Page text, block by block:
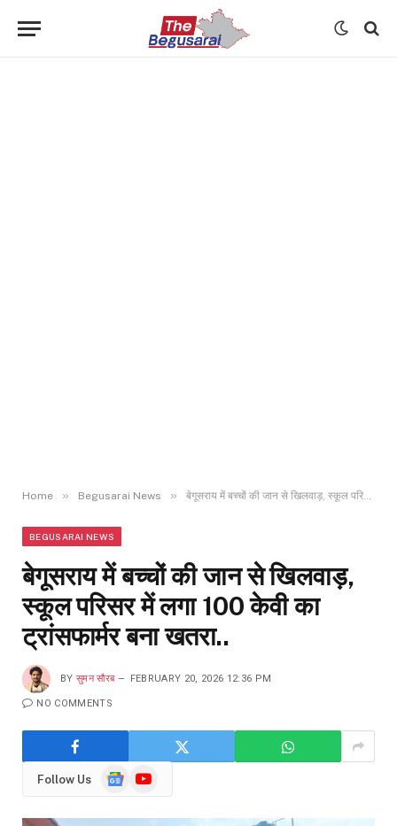
Home » Begusarai News » बेगूसराय में बच्चों की जान से खिलवाड़, स्कूल परिसर में लगा 100 केवी का ट्रांसफार्मर बना खतरा..
BEGUSARAI NEWS
बेगूसराय में बच्चों की जान से खिलवाड़,
स्कूल परिसर में लगा 100 केवी का
ट्रांसफार्मर बना खतरा..
BY सुमन सौरब FEBRUARY 20, 2026 12:36 PM
NO COMMENTS
Follow Us
GoogleYouTube